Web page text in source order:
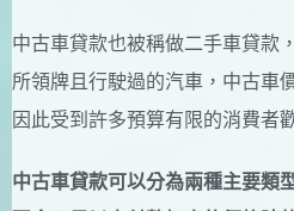
中古車貸款也被稱做二手車貸款
所領牌且行駛過的汽車，中古車
因此受到許多預算有限的消費者
中古車貸款可以分為兩種主要類